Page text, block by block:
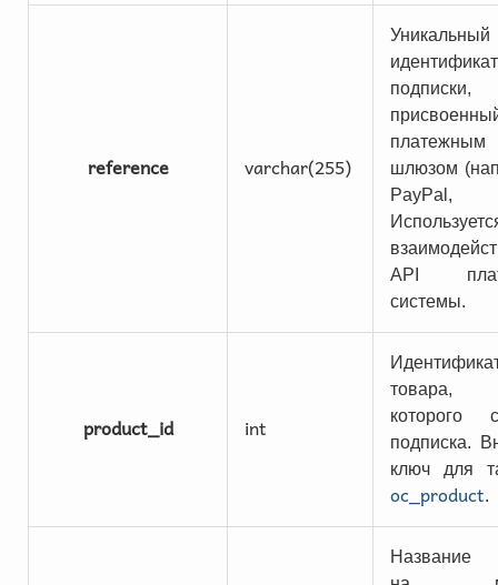
reference varchar(255)
Уникальный
подписки,
платежным
шлюзом
PayPal,
API
системы.
product_id int
которого
подписка.
ключ для
oc_product.
Название